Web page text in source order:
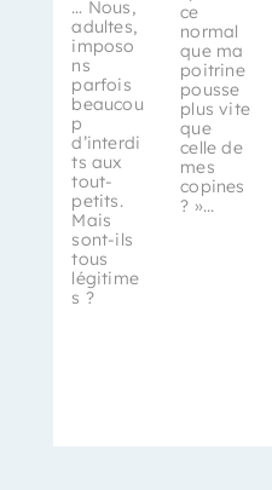
… Nous,
adultes,
imposo
ns
parfois
beaucou
p
d’interdi
ts aux
tout-
petits.
Mais
sont-ils
tous
légitime
s ?
ce
normal
que ma
poitrine
pousse
plus vite
que
celle de
mes
copines
? »...